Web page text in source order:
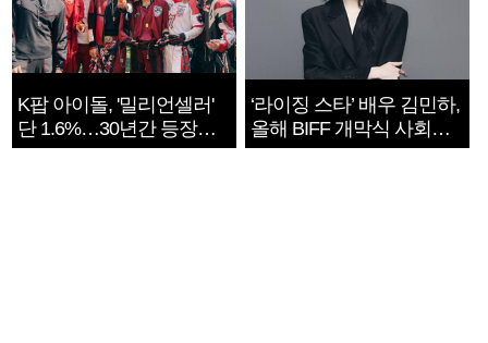
K팝 아이돌, '밀리언셀러'
단 1.6%…30년간 등장
1182개팀 전수조사
‘라이징 스타’ 배우 김민하,
올해 BIFF 개막식 사회자
확정